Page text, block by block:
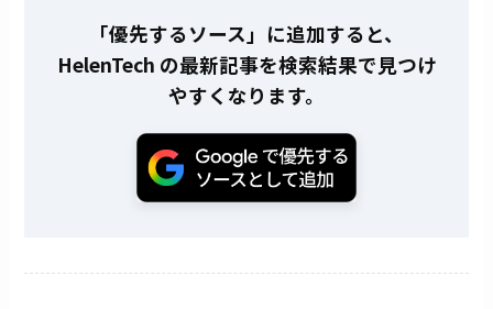
「優先するソース」に追加すると、
HelenTech の最新記事を検索結果で見つけ
やすくなります。